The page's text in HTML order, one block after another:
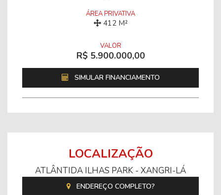
ÁREA PRIVATIVA
412 M²
VALOR
R$ 5.900.000,00
SIMULAR FINANCIAMENTO
LOCALIZAÇÃO
ATLÂNTIDA ILHAS PARK - XANGRI-LÁ
ENDEREÇO COMPLETO?